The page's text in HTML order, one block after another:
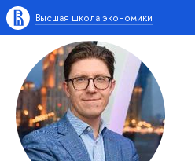
Высшая школа экономики